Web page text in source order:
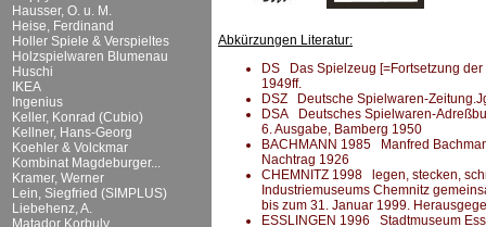
Hausser, O. u. M.
Heise, Ferdinand
Holler Spiele & Verspieltes
Holzspielwaren Blumenau
Huschi
IKEA
Ingenius
Keller, Konrad (Cubio)
Kellner, Hans-Georg
Koehler & Volckmar
Kombinat Magdeburger...
Kramer, Werner
Lein, Siegfried (SIMPLUS)
Liebehenz, A.
Matador Korbuly
Abkürzungen Literatur:
DS Das Spielzeug [=Fortsetzung der
1949ff.
DSZ Deutsche Spielwaren-
DSA Deutsches Spielwaren-
6. Ausgabe, Bamberg 1950
BACHMANN 1985 Manfred
Nachtrag 1926
CHEMNITZ 1998 legen, stecken,
Industriemuseums Chemnitz
bis zum 31. Januar 1999.
ESSLINGEN 1996 Stadtmuseum